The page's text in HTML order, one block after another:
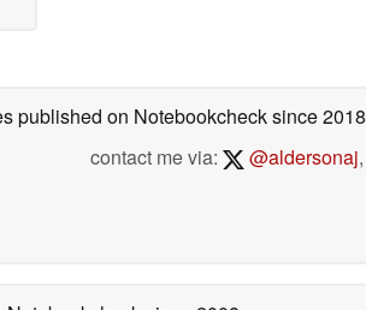
published on Notebookchecksince 2018
contact me via:
@aldersonaj,